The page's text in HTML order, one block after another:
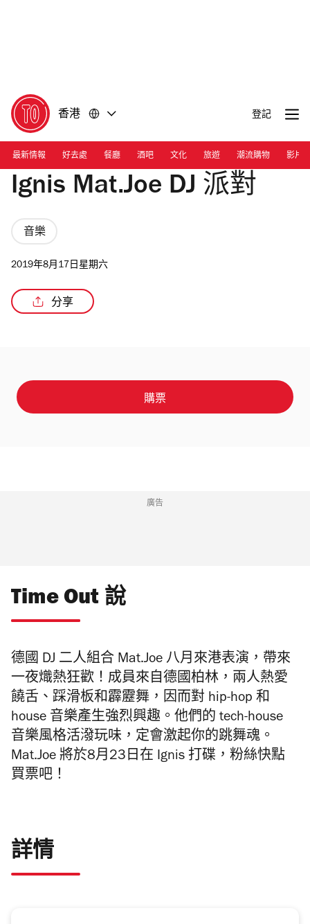
香港 登記
最新情報 好去處 餐廳 酒吧 文化 旅遊 潮流購物 影片
Ignis Mat.Joe DJ 派對
音樂
2019年8月17日星期六
分享
購票
廣告
Time Out 說
德國 DJ 二人組合 Mat.Joe 八月來港表演，帶來
一夜熾熱狂歡！成員來自德國柏林，兩人熱愛
饒舌、踩滑板和霹靂舞，因而對 hip-hop 和
house 音樂產生強烈興趣。他們的 tech-house
音樂風格活潑玩味，定會激起你的跳舞魂。
Mat.Joe 將於8月23日在 Ignis 打碟，粉絲快點
買票吧！
詳情